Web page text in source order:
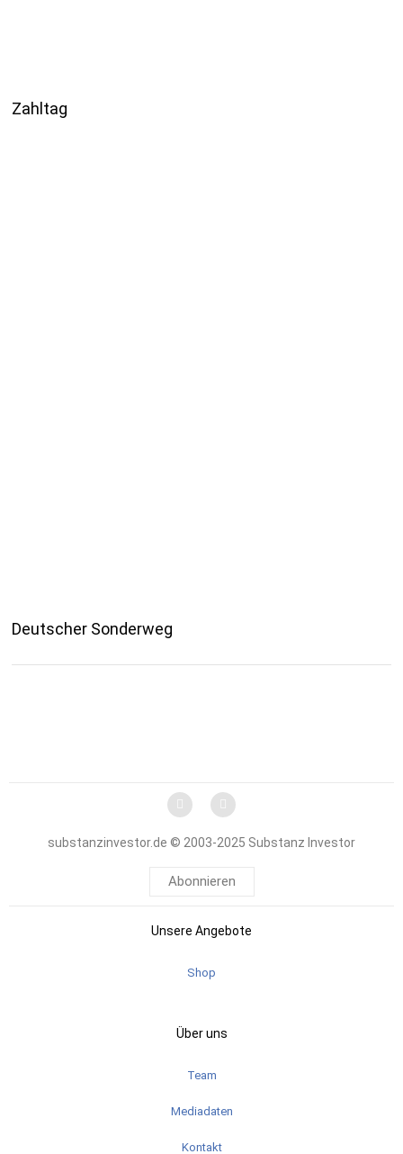
Zahltag
Deutscher Sonderweg
substanzinvestor.de © 2003-2025 Substanz Investor
Abonnieren
Unsere Angebote
Shop
Über uns
Team
Mediadaten
Kontakt